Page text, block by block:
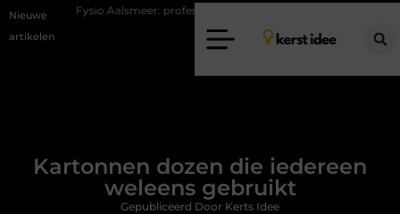
Nieuwe
artikelen
Aalsmeer: professionele hulp bij pijn en bewegingsklachten
Kartonnen dozen die iedereen
weleens gebruikt
Gepubliceerd Door Kerts Idee